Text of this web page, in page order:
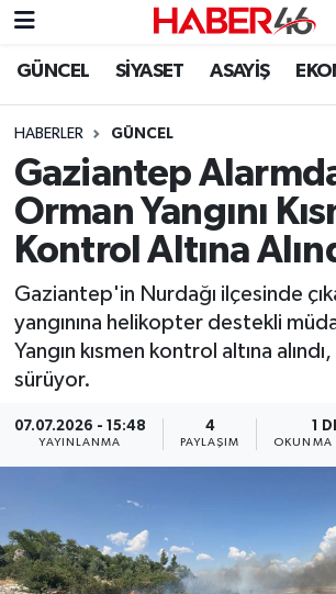
GÜNCEL SİYASET ASAYİŞ
HABERLER GÜNCEL
Gaziantep
Orman Yangını
Kontrol Altına
Gaziantep'in Nurdağı ilçesinde
yangınına helikopter destekli
Yangın kısmen kontrol altına
sürüyor.
07.07.2026 - 15:48
YAYINLANMA
4
PAYLAŞIM
1
OKUNMA
GÜNCEL
SİYASET
EKONOMİ
SPOR
YAŞAM
TEKNOLOJİ
SAĞLIK
İLÇE HABERLERİ
KÜLTÜR-SANAT
Nöbetçi Eczaneler
Hava Durumu
Kahramanmaraş Namaz
Trafik Durumu
Süper Lig Puan Durumu ve
Tüm Manşetler
Son Dakika Haberleri